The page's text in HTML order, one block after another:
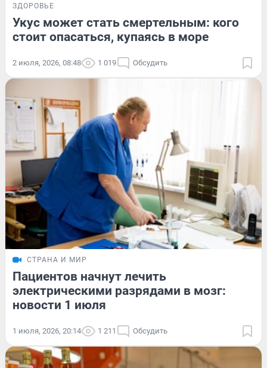
ЗДОРОВЬЕ
Укус может стать смертельным: кого
стоит опасаться, купаясь в море
2 июля, 2026, 08:48 1 019 Обсудить
СТРАНА И МИР
Пациентов начнут лечить
электрическими разрядами в мозг:
новости 1 июля
1 июля, 2026, 20:14 1 211 Обсудить